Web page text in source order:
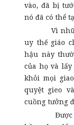
vào, đã bị
nó đã có thể
Vì những
uy thế giáo
hậu này
của họ và
khỏi mọi
quyệt gieo
cuồng tưởng
Được dạy